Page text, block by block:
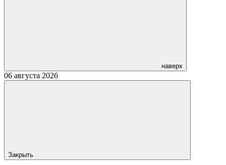
наверх
06 августа 2026
Закрыть